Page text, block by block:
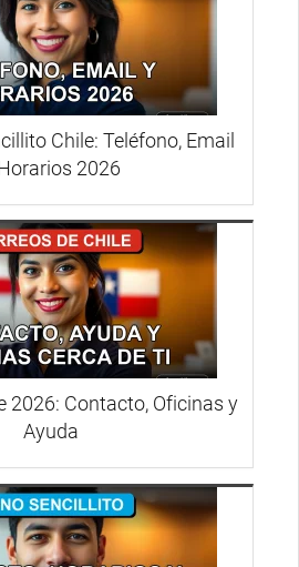
Chile: Teléfono, Email
2026
2026: Contacto, Oficinas y
Ayuda